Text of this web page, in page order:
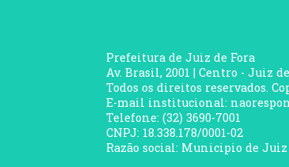
Prefeitura de Juiz de Fora
Av. Brasil, 2001 | Centro - Juiz
Todos os direitos reservados.
E-mail institucional:
Telefone: (32) 3690-7001
CNPJ: 18.338.178/0001-02
Razão social: Municipio de Juiz